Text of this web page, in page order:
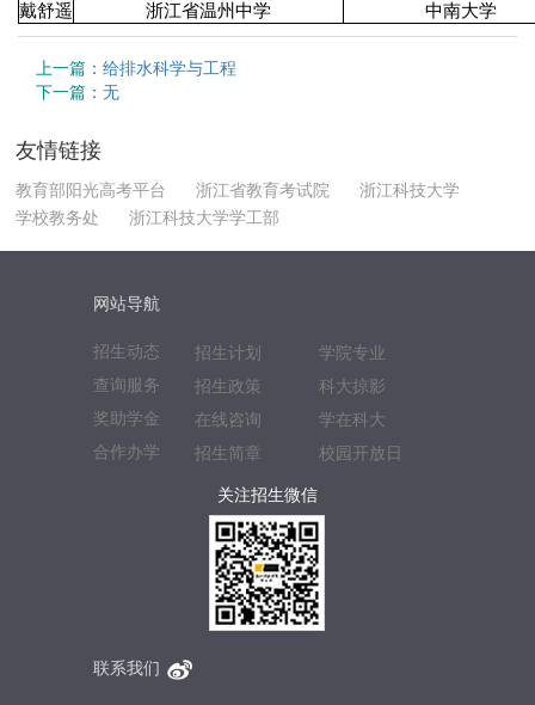
戴舒遥
浙江省温州中学 中南大学
上一篇： 给排水科学与工程
下一篇： 无
友情链接
教育部阳光高考平台 浙江省教育考试院
浙江科技大学
学校教务处
浙江科技大学学工部
网站导航
招生动态
查询服务
奖助学金
合作办学
招生计划
招生政策
在线咨询
招生简章
学院专业
科大掠影
学在科大
校园开放日
关注招生微信
联系我们